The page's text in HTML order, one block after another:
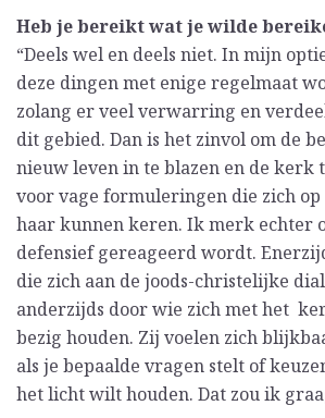
Heb je bereikt wat je wilde
“Deels wel en deels niet. In mijn
deze dingen met enige regelmaat
zolang er veel verwarring en
dit gebied. Dan is het zinvol om de
nieuw leven in te blazen en de kerk
voor vage formuleringen die zich
haar kunnen keren. Ik merk echter
defensief gereageerd wordt.
die zich aan de joods-christelijke
anderzijds door wie zich met het
bezig houden. Zij voelen zich
als je bepaalde vragen stelt of
het licht wilt houden. Dat zou ik